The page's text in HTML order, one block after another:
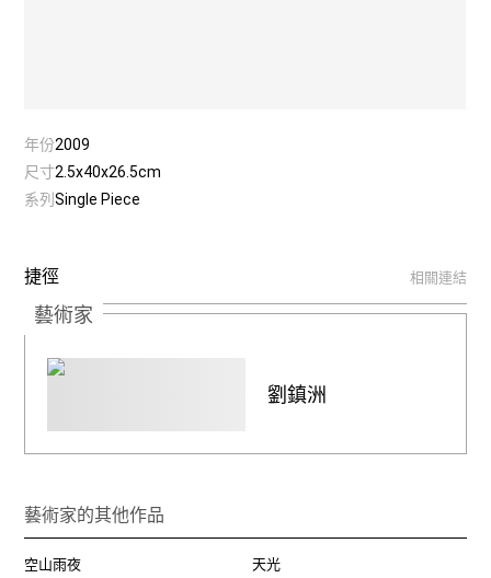
年份2009
尺寸2.5x40x26.5cm
系列Single Piece
捷徑 相關連結
藝術家
劉鎮洲
藝術家的其他作品
空山雨夜 天光